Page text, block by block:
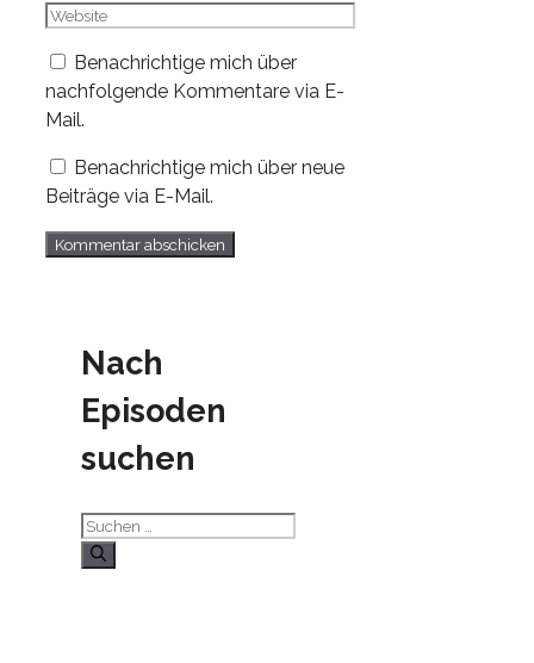
Mail-
Website
Benachrichtige mich über
nachfolgende Kommentare via E-
Mail.
Benachrichtige mich über neue
Beiträge via E-Mail.
Nach
Episoden
suchen
Suchen
nach: